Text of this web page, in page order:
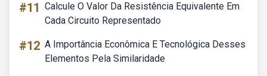
#11 Calcule O Valor Da Resistência Equivalente Em
Cada Circuito Representado
#12 A Importância Econômica E Tecnológica Desses
Elementos Pela Similaridade